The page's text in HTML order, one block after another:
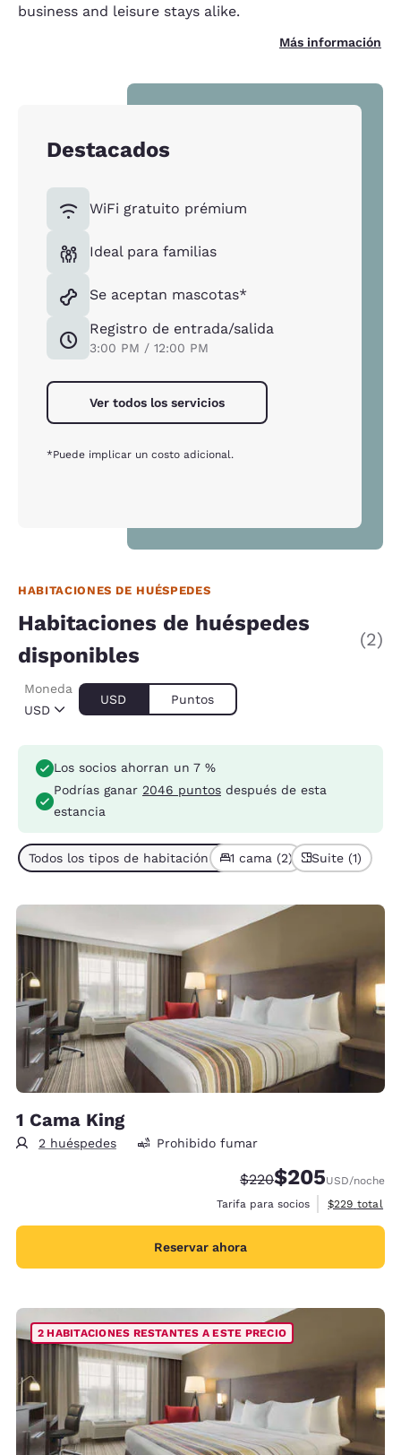
business and leisure stays alike.
Más información
Destacados
WiFi gratuito prémium
Ideal para familias
Se aceptan mascotas*
Registro de entrada/salida
3:00 PM / 12:00 PM
Ver todos los servicios
*Puede implicar un costo adicional.
HABITACIONES DE HUÉSPEDES
Habitaciones de huéspedes
disponibles
(2)
USD
Moneda
USD Puntos
Los socios ahorran un 7 %
Podrías ganar 2046 puntos después de esta
estancia
Todos los tipos de habitación (2)1 cama (2) Suite (1)
1 Cama King
2 huéspedes Prohibido fumar
Precio tachado:
$220Precio con
$205USD/noche
Tarifa para socios
Ver detalles
$229 total
Reservar ahora
2 HABITACIONES RESTANTES A ESTE PRECIO